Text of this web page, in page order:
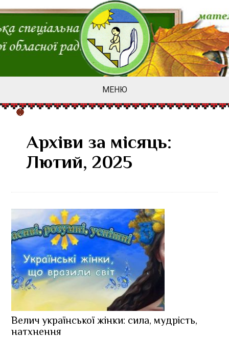
МЕНЮ
Архіви за місяць:
Лютий, 2025
Велич української жінки: сила, мудрість,
натхнення